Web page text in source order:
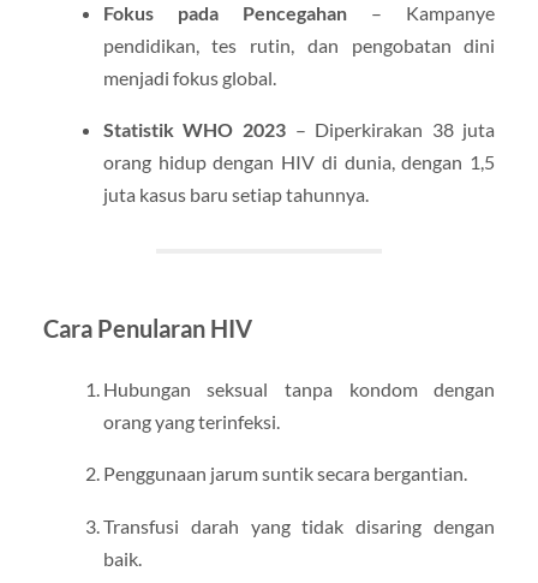
Fokus pada Pencegahan – Kampanye
pendidikan, tes rutin, dan pengobatan dini
menjadi fokus global.
Statistik WHO 2023– Diperkirakan 38 juta
orang hidup dengan HIV di dunia, dengan 1,5
juta kasus baru setiap tahunnya.
Cara Penularan HIV
Hubungan seksual tanpa kondom dengan
orang yang terinfeksi.
Penggunaan jarum suntik secara bergantian.
Transfusi darah yang tidak disaring dengan
baik.